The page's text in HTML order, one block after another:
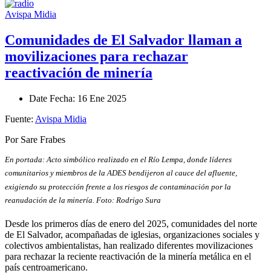
Avispa Midia
Comunidades de El Salvador llaman a
movilizaciones para rechazar
reactivación de minería
Date Fecha: 16 Ene 2025
Fuente: Avispa Midia
Por Sare Frabes
En portada: Acto simbólico realizado en el Río Lempa, donde líderes
comunitarios y miembros de la ADES bendijeron al cauce del afluente,
exigiendo su protección frente a los riesgos de contaminación por la
reanudación de la minería. Foto: Rodrigo Sura
Desde los primeros días de enero del 2025, comunidades del norte
de El Salvador, acompañadas de iglesias, organizaciones sociales y
colectivos ambientalistas, han realizado diferentes movilizaciones
para rechazar la reciente reactivación de la minería metálica en el
país centroamericano.